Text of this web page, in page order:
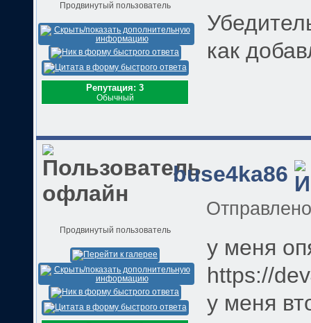
Продвинутый пользователь
Репутация: 3
Обычный
как
buse4ka86
Продвинутый пользователь
у меня
https://
у меня